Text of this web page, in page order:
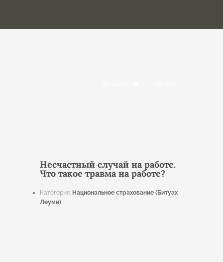
Несчастный случай на работе.
Что такое травма на работе?
Категория: Национальное страхование (Битуах
Леуми)